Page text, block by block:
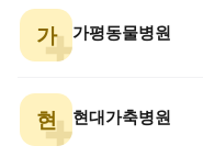
가 가평동물병원
현 현대가축병원